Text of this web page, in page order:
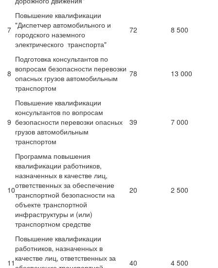
7
Повышение квалификации
"Диспетчер автомобильного и
городского наземного
электрического транспорта"
72 8 500
8
Подготовка консультантов по
вопросам безопасности перевозки
опасных грузов автомобильным
транспортом
78 13 000
9
Повышение квалификации
консультантов по вопросам
безопасности перевозки опасных
грузов автомобильным
транспортом
39 7 000
10
Программа повышения
квалификации работников,
назначенных в качестве лиц,
ответственных за обеспечение
транспортной безопасности на
объекте транспортной
инфраструктуры и (или)
транспортном средстве
20 2 500
11
Повышение квалификации
работников, назначенных в
качестве лиц, ответственных за
40 4 500